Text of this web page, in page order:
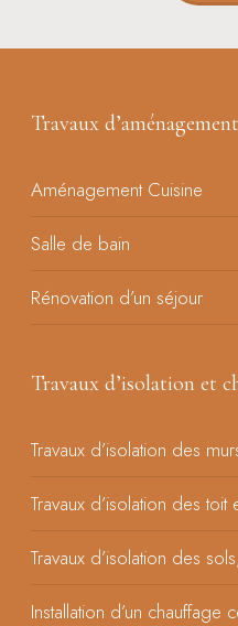
Travaux
Aménagement Cuisine
Salle de bain
Rénovation d’un séjour
Travaux d’isolation et
Travaux d’isolation des
Travaux d’isolation des
Travaux d’isolation des
Installation d’un chauffage